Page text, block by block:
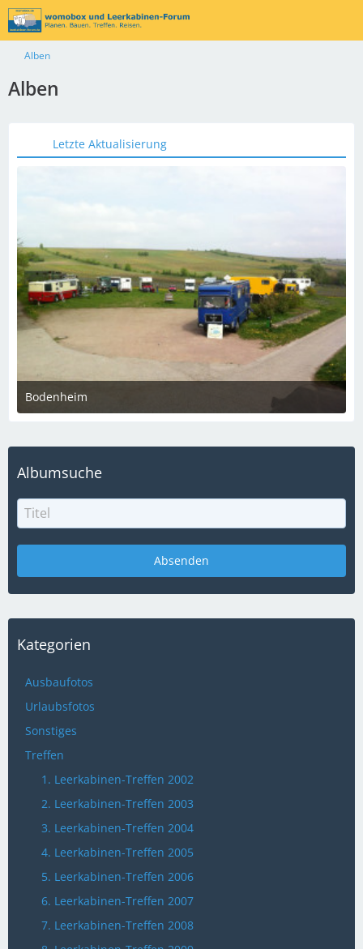
Alben
Alben
Letzte Aktualisierung
Bodenheim
Odi
Albumsuche
Kategorien
Ausbaufotos
Urlaubsfotos
Sonstiges
Treffen
1. Leerkabinen-Treffen 2002
2. Leerkabinen-Treffen 2003
3. Leerkabinen-Treffen 2004
4. Leerkabinen-Treffen 2005
5. Leerkabinen-Treffen 2006
6. Leerkabinen-Treffen 2007
7. Leerkabinen-Treffen 2008